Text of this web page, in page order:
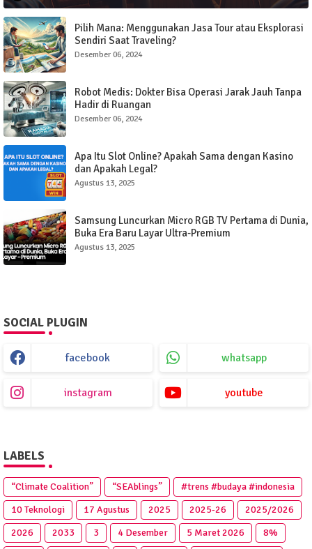
Pilih Mana: Menggunakan Jasa Tour atau Eksplorasi
Sendiri Saat Traveling?
Desember 06, 2024
Robot Medis: Dokter Bisa Operasi Jarak Jauh Tanpa
Hadir di Ruangan
Desember 06, 2024
Apa Itu Slot Online? Apakah Sama dengan Kasino
dan Apakah Legal?
Agustus 13, 2025
Samsung Luncurkan Micro RGB TV Pertama di Dunia,
Buka Era Baru Layar Ultra-Premium
Agustus 13, 2025
SOCIAL PLUGIN
facebook whatsapp
instagram youtube
LABELS
“Climate Coalition” “SEAblings”
#trens #budaya #indonesia
10 Teknologi
17 Agustus 2025 2025‑26
2025/2026
2026
2033 3 4 Desember 5 Maret 2026
8%